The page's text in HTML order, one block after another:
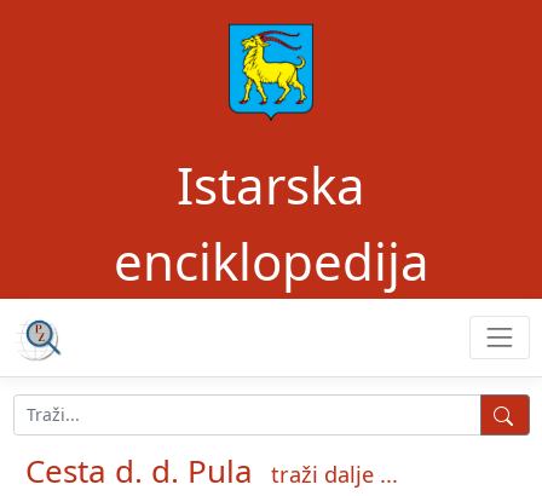
Istarska
enciklopedija
Cesta d. d. Pula traži dalje ...